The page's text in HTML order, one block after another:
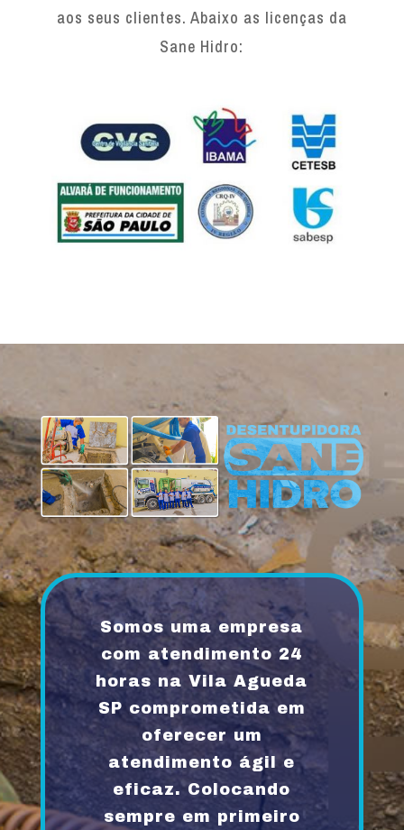
aos seus clientes. Abaixo as licenças da
Sane Hidro:
Somos uma empresa
com atendimento 24
horas na Vila Agueda
SP comprometida em
oferecer um
atendimento ágil e
eficaz. Colocando
sempre em primeiro